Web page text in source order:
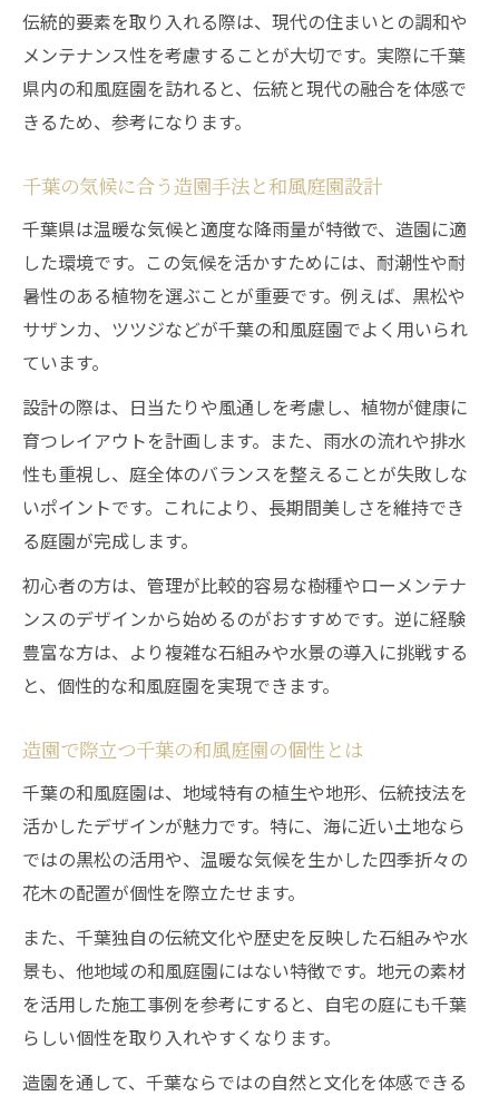
伝統的要素を取り入れる際は、現代の住まいとの調和や
メンテナンス性を考慮することが大切です。実際に千葉
県内の和風庭園を訪れると、伝統と現代の融合を体感で
きるため、参考になります。
千葉の気候に合う造園手法と和風庭園設計
千葉県は温暖な気候と適度な降雨量が特徴で、造園に適
した環境です。この気候を活かすためには、耐潮性や耐
暑性のある植物を選ぶことが重要です。例えば、黒松や
サザンカ、ツツジなどが千葉の和風庭園でよく用いられ
ています。
設計の際は、日当たりや風通しを考慮し、植物が健康に
育つレイアウトを計画します。また、雨水の流れや排水
性も重視し、庭全体のバランスを整えることが失敗しな
いポイントです。これにより、長期間美しさを維持でき
る庭園が完成します。
初心者の方は、管理が比較的容易な樹種やローメンテナ
ンスのデザインから始めるのがおすすめです。逆に経験
豊富な方は、より複雑な石組みや水景の導入に挑戦する
と、個性的な和風庭園を実現できます。
造園で際立つ千葉の和風庭園の個性とは
千葉の和風庭園は、地域特有の植生や地形、伝統技法を
活かしたデザインが魅力です。特に、海に近い土地なら
ではの黒松の活用や、温暖な気候を生かした四季折々の
花木の配置が個性を際立たせます。
また、千葉独自の伝統文化や歴史を反映した石組みや水
景も、他地域の和風庭園にはない特徴です。地元の素材
を活用した施工事例を参考にすると、自宅の庭にも千葉
らしい個性を取り入れやすくなります。
造園を通して、千葉ならではの自然と文化を体感できる